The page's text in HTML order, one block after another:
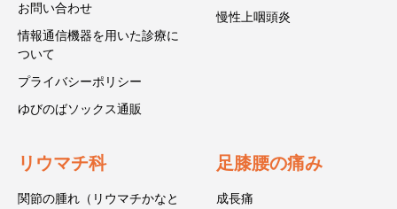
お問い合わせ
情報通信機器を用いた診療に
ついて
プライバシーポリシー
ゆびのばソックス通販
慢性上咽頭炎
リウマチ科
関節の腫れ（リウマチかなと
足膝腰の痛み
成長痛